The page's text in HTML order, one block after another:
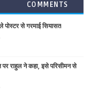
COMMENTS
पोस्टर से गरमाई सियासत
राहुल ने कहा, इसे परिसीमन से